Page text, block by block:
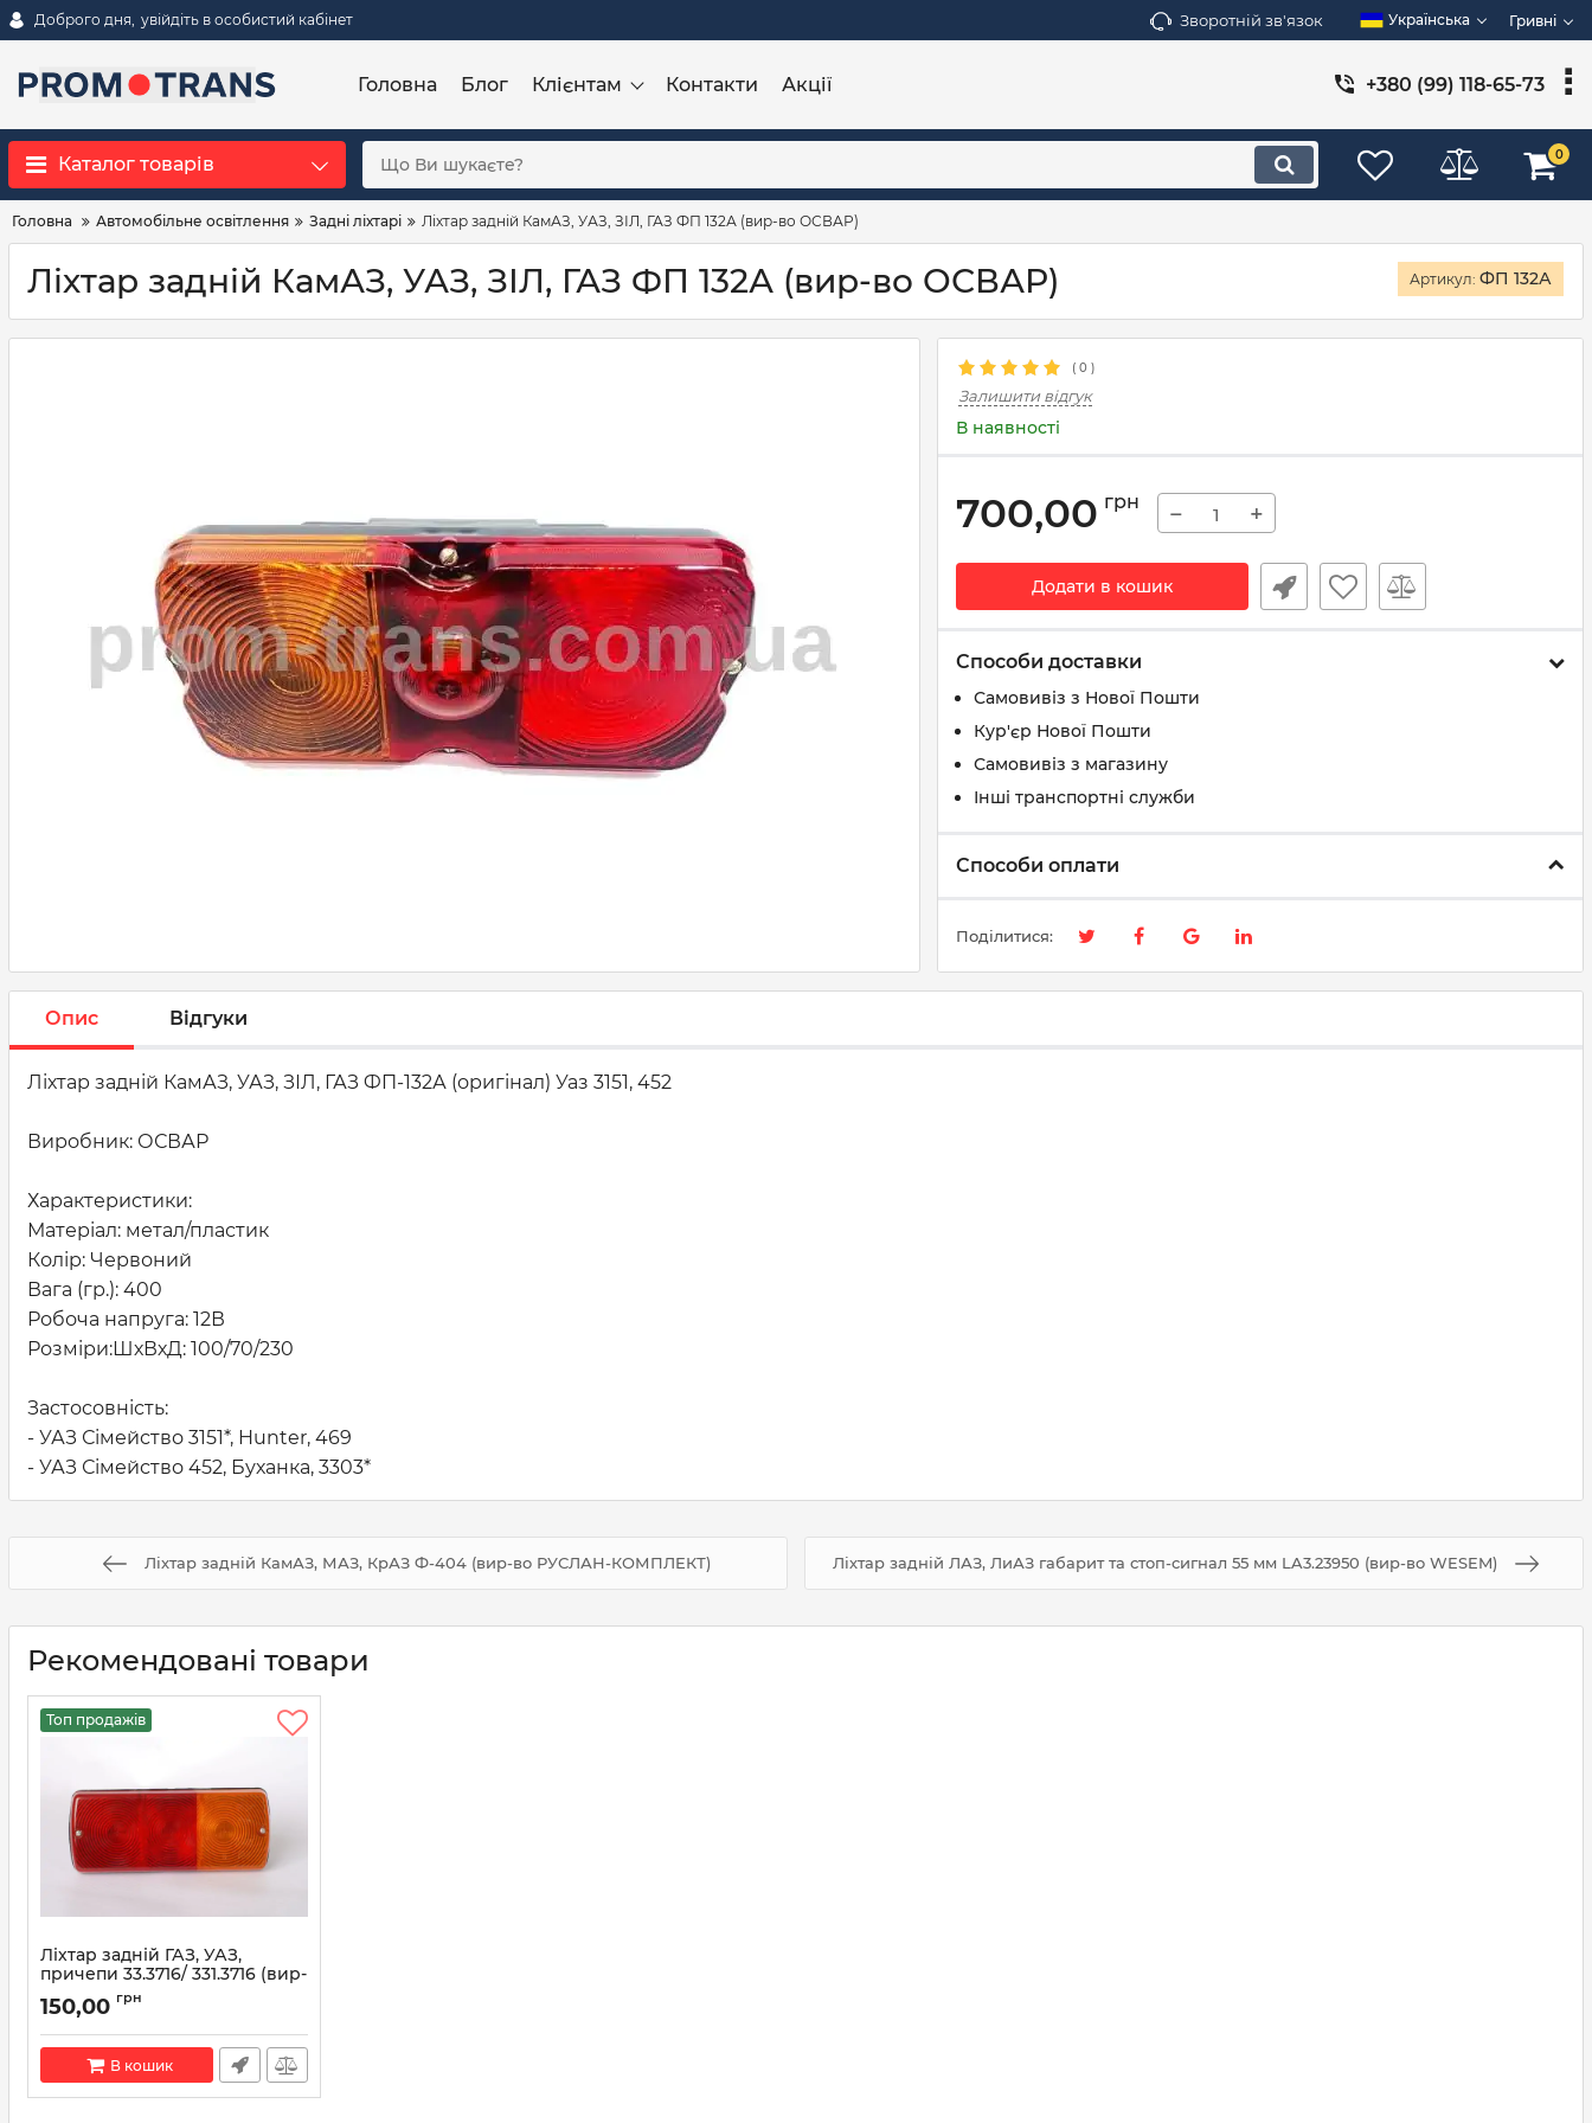
Доброго дня, увійдіть в особистий кабінет Зворотній зв'язок Українська Гривні
Головна Блог Клієнтам Контакти Акції +380 (99) 118-65-73
Каталог товарів 0
Головна Автомобільне освітлення Задні ліхтарі Ліхтар задній КамАЗ, УАЗ, ЗІЛ, ГАЗ ФП 132А (вир-во ОСВАР)
Ліхтар задній КамАЗ, УАЗ, ЗІЛ, ГАЗ ФП 132А (вир-во ОСВАР) Артикул: ФП 132А
( 0 )
Залишити відгук
В наявності
700,00 грн − +
Додати в кошик
Способи доставки
Самовивіз з Нової Пошти
Кур'єр Нової Пошти
Самовивіз з магазину
Інші транспортні служби
Способи оплати
Поділитися:
Опис Відгуки
Ліхтар задній КамАЗ, УАЗ, ЗІЛ, ГАЗ ФП-132А (оригінал) Уаз 3151, 452
Виробник: ОСВАР
Характеристики:
Матеріал: метал/пластик
Колір: Червоний
Вага (гр.): 400
Робоча напруга: 12В
Розміри:ШхВхД: 100/70/230
Застосовність:
- УАЗ Сімейство 3151*, Hunter, 469
- УАЗ Сімейство 452, Буханка, 3303*
Ліхтар задній КамАЗ, МАЗ, КрАЗ Ф-404 (вир-во РУСЛАН-КОМПЛЕКТ) Ліхтар задній ЛАЗ, ЛиАЗ габарит та стоп-сигнал 55 мм LA3.23950 (вир-во WESEM)
Рекомендовані товари
Топ продажів
Ліхтар задній ГАЗ, УАЗ,
причепи 33.3716/ 331.3716 (вир-
Артикул: 33.3716/ 331.3716
150,00 грн
В кошик